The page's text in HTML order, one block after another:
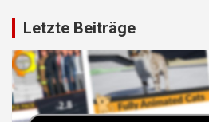
Letzte Beiträge